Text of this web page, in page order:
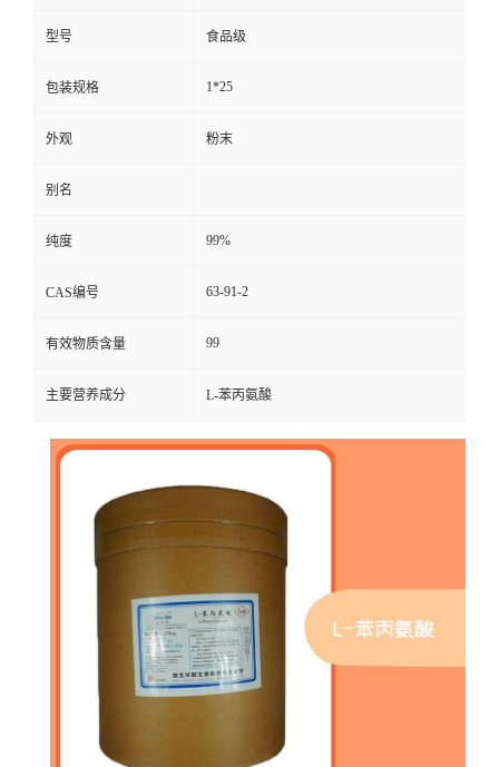
型号 食品级
包装规格 1*25
外观 粉末
别名
纯度 99%
CAS编号 63-91-2
有效物质含量 99
主要营养成分 L-苯丙氨酸